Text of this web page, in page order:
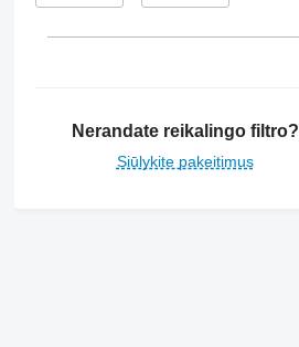
7700
8430
Nerandate reikalingo filtro?
Siūlykite pakeitimus